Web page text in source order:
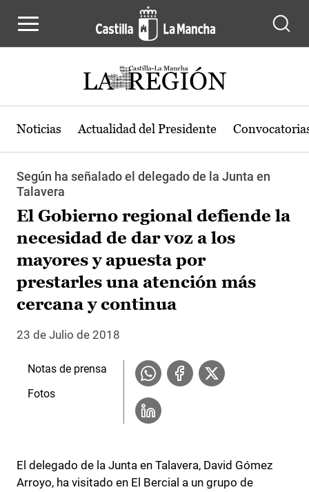
Noticias Actualidad del Presidente
Según ha señalado el delegado de la Junta en
Talavera
El Gobierno regional defiende la
necesidad de dar voz a los
mayores y apuesta por
prestarles una atención más
cercana y continua
23 de Julio de 2018
El delegado de la Junta en Talavera, David Gómez
Arroyo, ha visitado en El Bercial a un grupo de
Notas de prensa
Fotos